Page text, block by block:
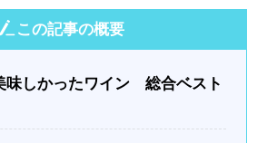
この記事の概要
味しかったワイン 総合ベスト